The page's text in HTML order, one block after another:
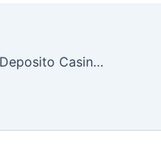
Bonos Gratis Sin Deposito Casinos Online